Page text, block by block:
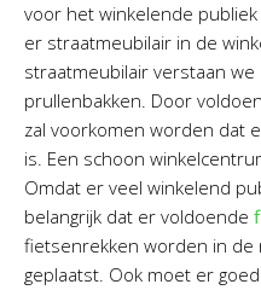
voor het winkelende
er straatmeubilair in de
straatmeubilair verstaan
prullenbakken. Door
zal voorkomen worden dat
is. Een schoon
Omdat er veel winkelend
belangrijk dat er voldoende
fietsenrekken worden in de
geplaatst. Ook moet er